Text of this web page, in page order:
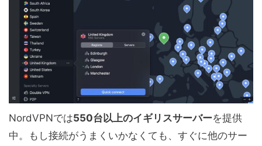
NordVPNでは550台以上のイギリスサーバーを提供
中。もし接続がうまくいかなくても、すぐに他のサー